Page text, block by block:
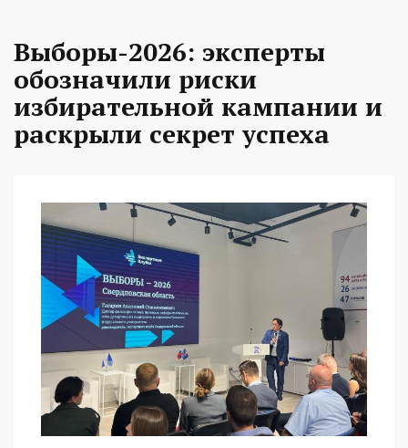
Выборы-2026: эксперты
обозначили риски
избирательной кампании и
раскрыли секрет успеха